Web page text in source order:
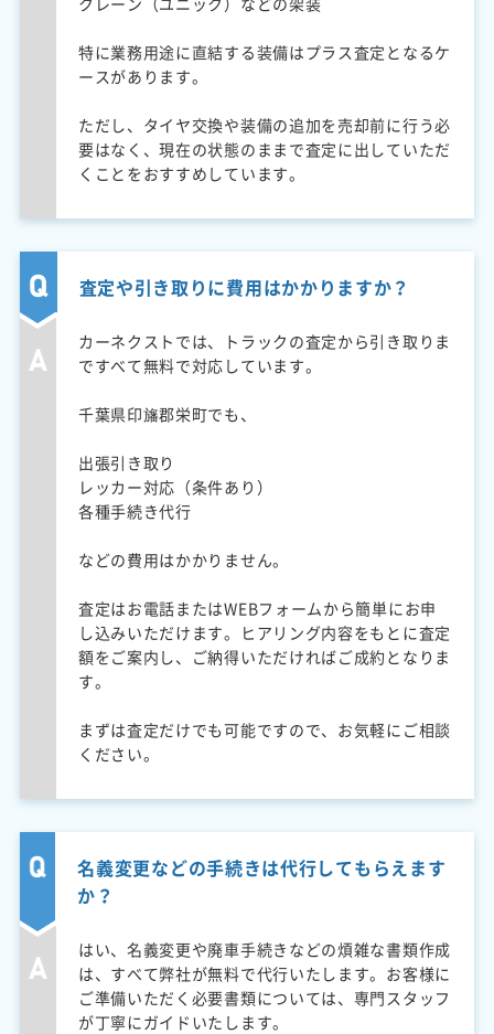
特に業務用途に直結する装備はプラス査定となるケ
ースがあります。
ただし、タイヤ交換や装備の追加を売却前に行う必
要はなく、現在の状態のままで査定に出していただ
くことをおすすめしています。
査定や引き取りに費用はかかりますか？
カーネクストでは、トラックの査定から引き取りま
ですべて無料で対応しています。
千葉県印旛郡栄町でも、
出張引き取り
レッカー対応（条件あり）
各種手続き代行
などの費用はかかりません。
査定はお電話またはWEBフォームから簡単にお申
し込みいただけます。ヒアリング内容をもとに査定
額をご案内し、ご納得いただければご成約となりま
す。
まずは査定だけでも可能ですので、お気軽にご相談
ください。
名義変更などの手続きは代行してもらえます
か？
はい、名義変更や廃車手続きなどの煩雑な書類作成
は、すべて弊社が無料で代行いたします。お客様に
ご準備いただく必要書類については、専門スタッフ
が丁寧にガイドいたします。